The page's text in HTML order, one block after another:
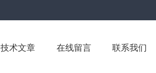
技术文章 在线留言 联系我们